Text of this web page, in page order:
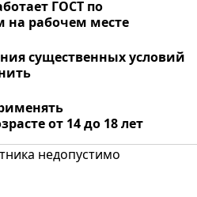
ГОСТ по
на рабочем месте
существенных условий
от 14 до 18 лет
недопустимо